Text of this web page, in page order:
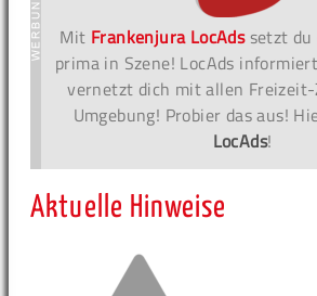
Mit Frankenjura LocAdssetzt du
prima in Szene! LocAds
vernetzt dich mit allen
Umgebung! Probier das aus!
LocAds!
Aktuelle Hinweise